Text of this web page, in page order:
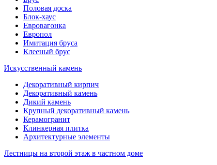
Половая доска
Блок-хаус
Евровагонка
Европол
Имитация бруса
Клееный брус
Искусственный камень
Декоративный кирпич
Декоративный камень
Дикий камень
Крупный декоративный камень
Керамогранит
Клинкерная плитка
Архитектурные элементы
Лестницы на второй этаж в частном доме